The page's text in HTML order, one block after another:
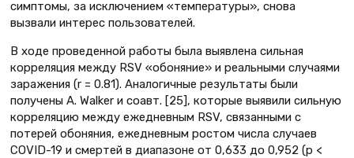
симптомы, за исключением «температуры», снова
вызвали интерес пользователей.
В ходе проведенной работы была выявлена сильная
корреляция между RSV «обоняние» и реальными случаями
заражения (r = 0.81). Аналогичные результаты были
получены А. Walker и соавт. [25], которые выявили сильную
корреляцию между ежедневным RSV, связанными с
потерей обоняния, ежедневным ростом числа случаев
COVID-19 и смертей в диапазоне от 0,633 до 0,952 (р <